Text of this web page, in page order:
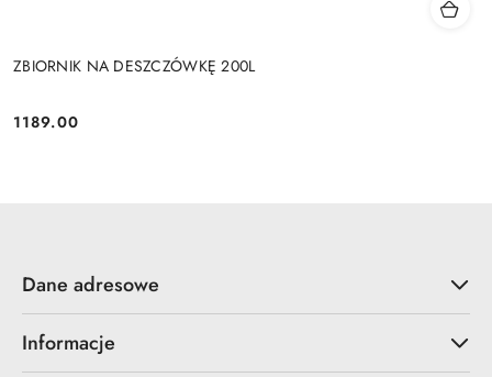
ZBIORNIK NA DESZCZÓWKĘ 200L
Cena:
1189.00
Dane adresowe
Informacje